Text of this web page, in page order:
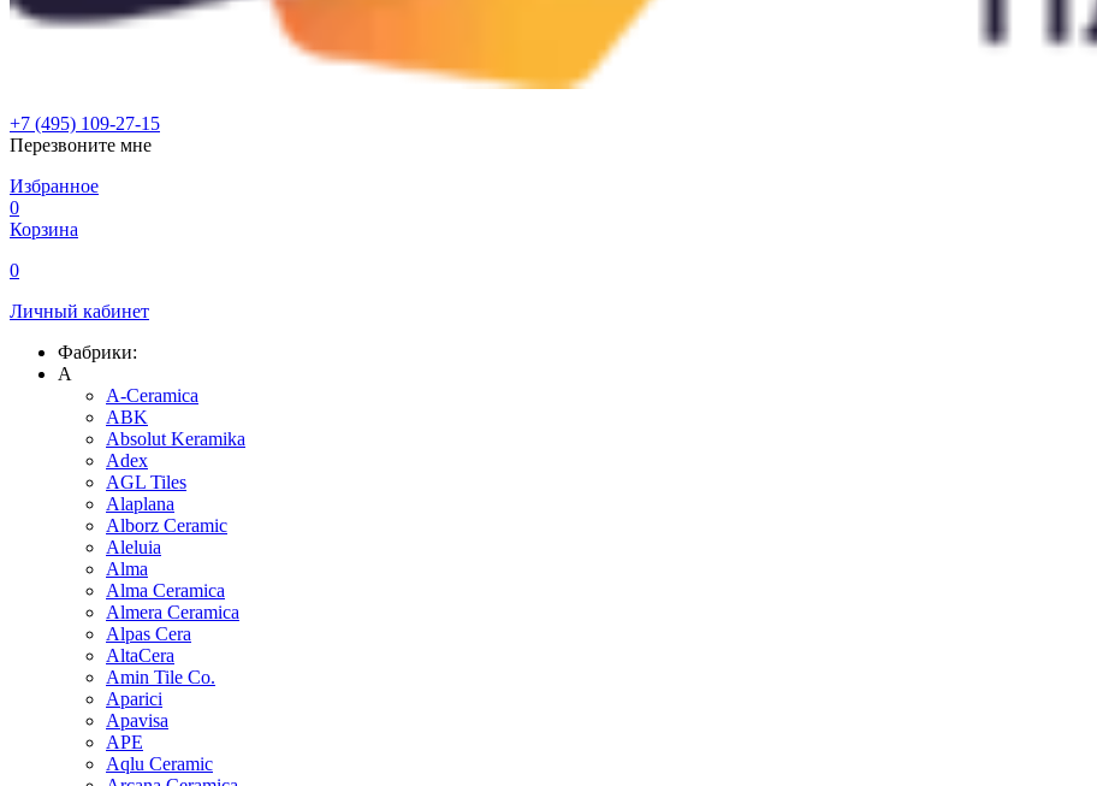
+7 (495) 109-27-15
Перезвоните мне
Избранное
0
Корзина
0
Личный кабинет
Фабрики:
A
A-Ceramica
ABK
Absolut Keramika
Adex
AGL Tiles
Alaplana
Alborz Ceramic
Aleluia
Alma
Alma Ceramica
Almera Ceramica
Alpas Cera
AltaCera
Amin Tile Co.
Aparici
Apavisa
APE
Aqlu Ceramic